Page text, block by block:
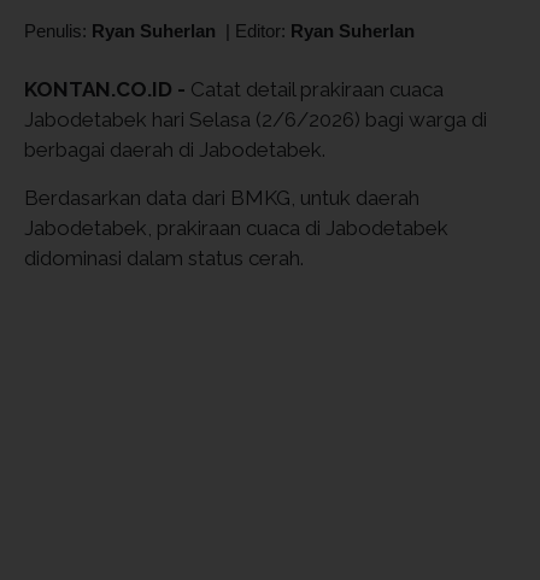
Penulis: Ryan Suherlan | Editor: Ryan Suherlan
KONTAN.CO.ID - Catat detail prakiraan cuaca
Jabodetabek hari Selasa (2/6/2026) bagi warga di
berbagai daerah di Jabodetabek.
Berdasarkan data dari BMKG, untuk daerah
Jabodetabek, prakiraan cuaca di Jabodetabek
didominasi dalam status cerah.